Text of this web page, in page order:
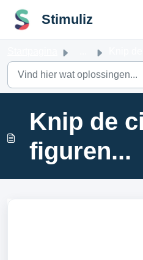
Stimuliz
Knip de
figuren...